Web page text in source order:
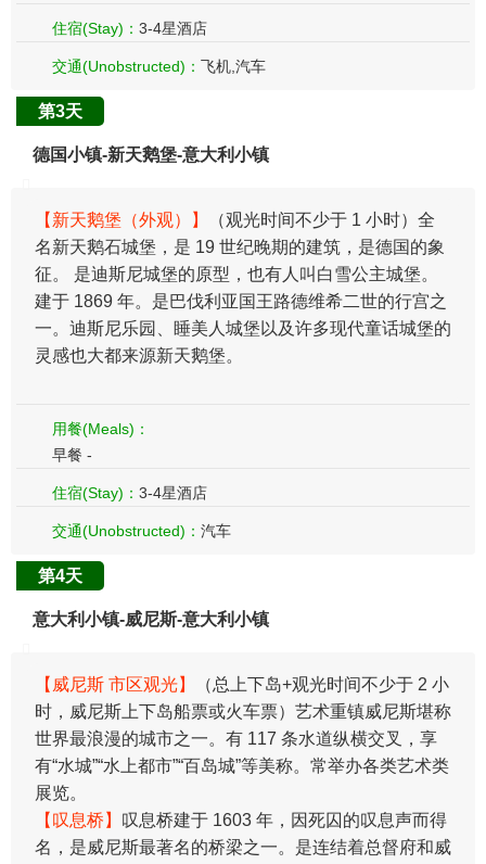
住宿(Stay)： 3-4星酒店
交通(Unobstructed)： 飞机,汽车
第3天
德国小镇-新天鹅堡-意大利小镇
【新天鹅堡（外观）】
（观光时间不少于 1 小时）全
名新天鹅石城堡，是 19 世纪晚期的建筑，是德国的象
征。 是迪斯尼城堡的原型，也有人叫白雪公主城堡。
建于 1869 年。是巴伐利亚国王路德维希二世的行宫之
一。迪斯尼乐园、睡美人城堡以及许多现代童话城堡的
灵感也大都来源新天鹅堡。
用餐(Meals)：
早餐 -
住宿(Stay)： 3-4星酒店
交通(Unobstructed)： 汽车
第4天
意大利小镇-威尼斯-意大利小镇
【威尼斯 市区观光】
（总上下岛+观光时间不少于 2 小
时，威尼斯上下岛船票或火车票）艺术重镇威尼斯堪称
世界最浪漫的城市之一。有 117 条水道纵横交叉，享
有“水城”“水上都市”“百岛城”等美称。常举办各类艺术类
展览。
【叹息桥】 叹息桥建于 1603 年，因死囚的叹息声而得
名，是威尼斯最著名的桥梁之一。是连结着总督府和威